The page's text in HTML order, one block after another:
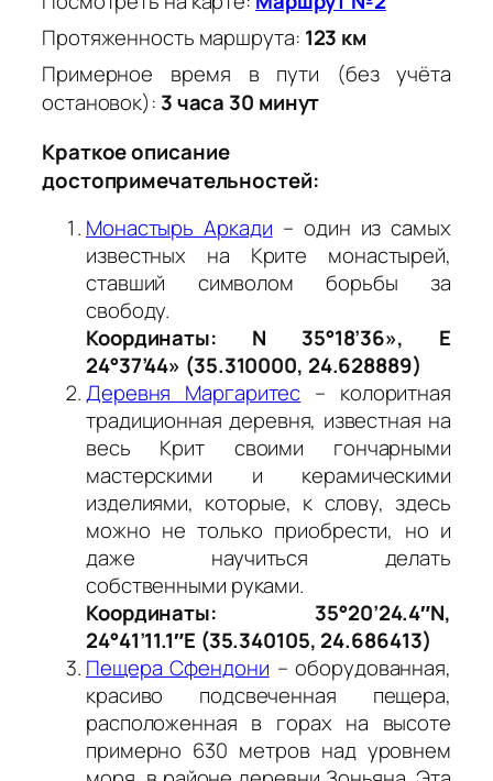
Протяженность маршрута: 123 км
Примерное время в пути (без учёта
остановок): 3 часа 30 минут
Краткое описание
достопримечательностей:
Монастырь Аркади – один из самых
известных на Крите монастырей,
ставший символом борьбы за
свободу.
Координаты: N 35°18’36», E
24°37’44» (35.310000, 24.628889)
Деревня Маргаритес – колоритная
традиционная деревня, известная на
весь Крит своими гончарными
мастерскими и керамическими
изделиями, которые, к слову, здесь
можно не только приобрести, но и
даже научиться делать
собственными руками.
Координаты: 35°20’24.4″N,
24°41’11.1″E (35.340105, 24.686413)
Пещера Сфендони – оборудованная,
красиво подсвеченная пещера,
расположенная в горах на высоте
примерно 630 метров над уровнем